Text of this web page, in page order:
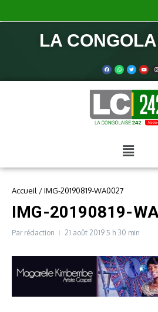
LA
Accueil /IMG-20190819-WA0027
IMG-20190819-
Par rédaction 21 août 2019 5 h 30 min